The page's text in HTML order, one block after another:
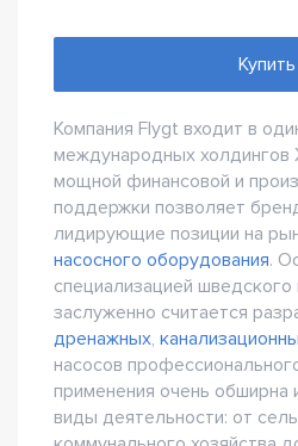
Купить
Компания Flygt входит в
международных холдингов
мощной финансовой и
поддержки позволяет
лидирующие позиции на
насосного оборудования.
специализацией шведского
заслуженно считается
дренажных,
насосов
применения очень обширна
виды деятельности: от